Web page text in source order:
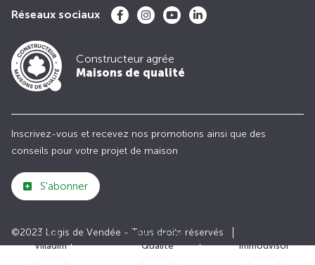
Club
Villadim
Maisons de
Qualité
Immodvisor
Réseaux sociaux
Constructeur agrée
Maisons de qualité
Inscrivez-vous et recevez nos promotions ainsi que des
conseils pour votre projet de maison
S'abonner
©2023 Logis de Vendée - Tous droits réservés
Plan du site
Paramètres des cookies